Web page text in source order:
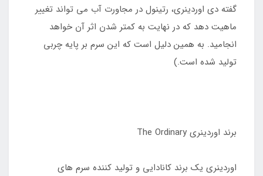
گفته دی اوردینری، رتینول در مجاورت آب می تواند تغییر
ماهیت دهد که در نهایت به کمتر شدن اثر آن خواهد
انجامید. به همین دلیل است که این سرم بر پایه چربی
تولید شده است.)
برند اوردینری The Ordinary
اوردینری یک برند کانادایی و تولید کننده سرم های